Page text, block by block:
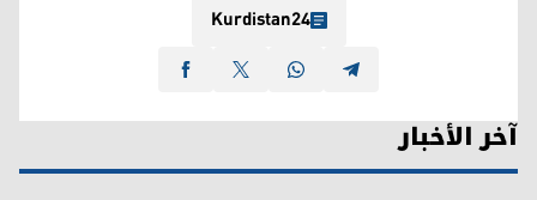
Kurdistan24
آخر الأخبار